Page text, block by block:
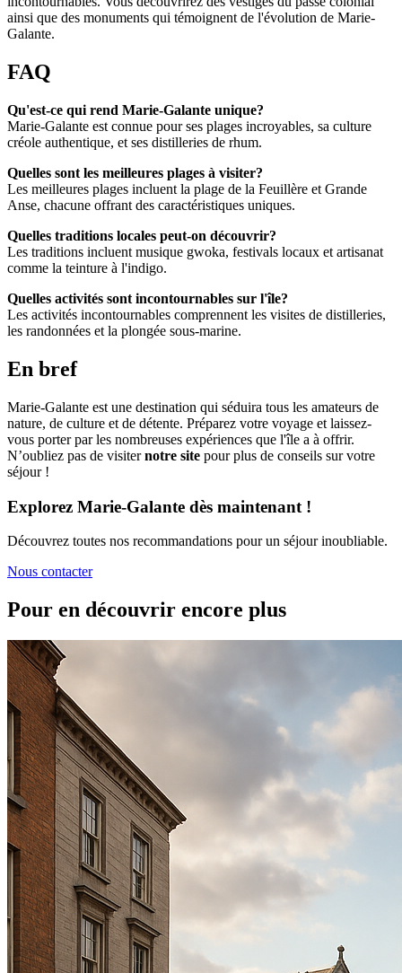
ainsi que des monuments qui témoignent de l'évolution de Marie-
Galante.
FAQ
Qu'est-ce qui rend Marie-Galante unique?
Marie-Galante est connue pour ses plages incroyables, sa culture
créole authentique, et ses distilleries de rhum.
Quelles sont les meilleures plages à visiter?
Les meilleures plages incluent la plage de la Feuillère et Grande
Anse, chacune offrant des caractéristiques uniques.
Quelles traditions locales peut-on découvrir?
Les traditions incluent musique gwoka, festivals locaux et artisanat
comme la teinture à l'indigo.
Quelles activités sont incontournables sur l'île?
Les activités incontournables comprennent les visites de distilleries,
les randonnées et la plongée sous-marine.
En bref
Marie-Galante est une destination qui séduira tous les amateurs de
nature, de culture et de détente. Préparez votre voyage et laissez-
vous porter par les nombreuses expériences que l'île a à offrir.
N’oubliez pas de visiternotre site pour plus de conseils sur votre
séjour !
Explorez Marie-Galante dès maintenant !
Découvrez toutes nos recommandations pour un séjour inoubliable.
Nous contacter
Pour en découvrir encore plus